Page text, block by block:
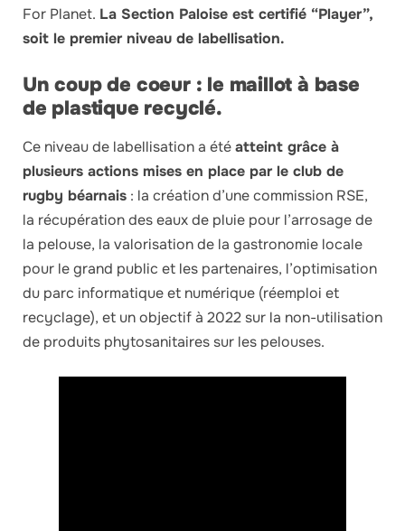
For Planet. La Section Paloise est certifié “Player”,
soit le premier niveau de labellisation.
Un coup de coeur : le maillot à base
de plastique recyclé.
Ce niveau de labellisation a étéatteint grâce à
plusieurs actions mises en place par le club de
rugby béarnais : la création d’une commission RSE,
la récupération des eaux de pluie pour l’arrosage de
la pelouse, la valorisation de la gastronomie locale
pour le grand public et les partenaires, l’optimisation
du parc informatique et numérique (réemploi et
recyclage), et un objectif à 2022 sur la non-utilisation
de produits phytosanitaires sur les pelouses.